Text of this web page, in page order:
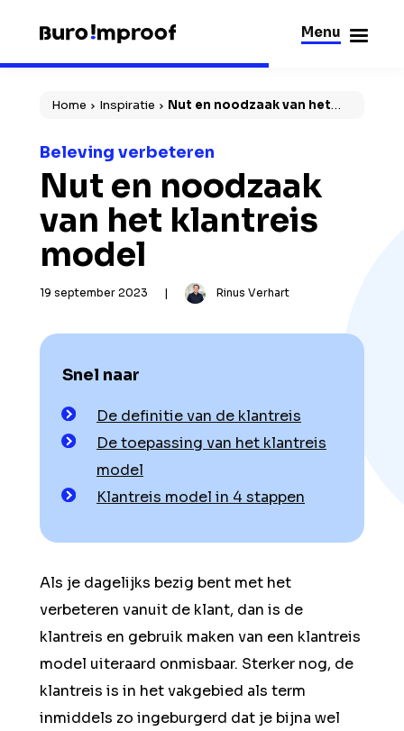
Menu
Home Inspiratie
Nut en noodzaak van het
Beleving verbeteren
Nut en noodzaak
van het klantreis
model
19 september 2023 | Rinus Verhart
Als je dagelijks bezig bent met het
verbeteren vanuit de klant, dan is de
klantreis en gebruik maken van een klantreis
model uiteraard onmisbaar. Sterker nog, de
klantreis is in het vakgebied als term
inmiddels zo ingeburgerd dat je bijna wel
Snel naar
De definitie van de klantreis
De toepassing van het klantreis
model
Klantreis model in 4 stappen